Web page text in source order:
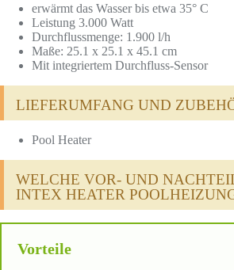
erwärmt das Wasser bis etwa 35° C
Leistung 3.000 Watt
Durchflussmenge: 1.900 l/h
Maße: 25.1 x 25.1 x 45.1 cm
Mit integriertem Durchfluss-Sensor
LIEFERUMFANG UND
Pool Heater
WELCHE VOR- UND
INTEX HEATER
Vorteile